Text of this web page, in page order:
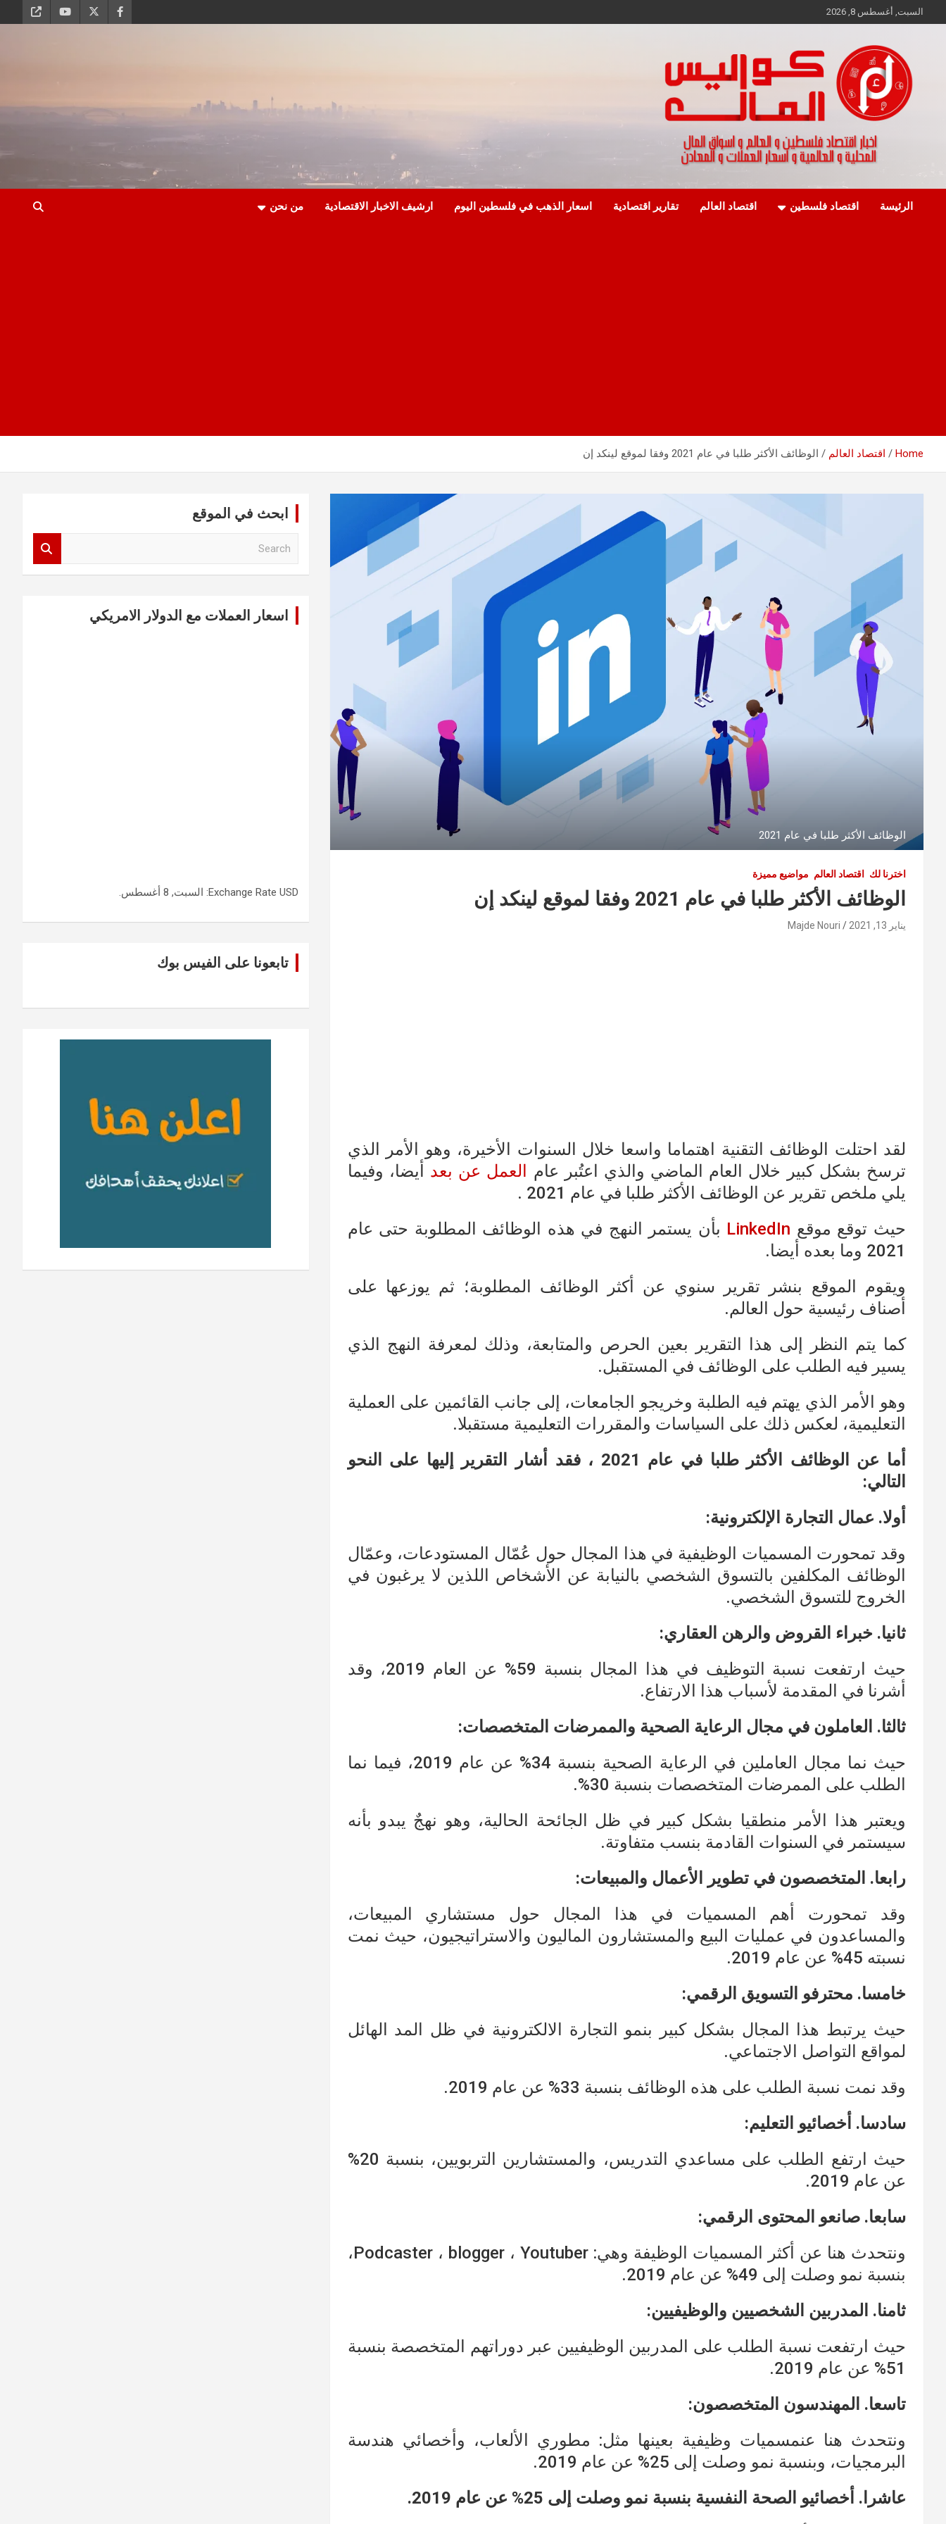
to
السبت, أغسطس 8, 2026
كواليس المال
الرئيسة اقتصاد فلسطين اقتصاد العالم تقارير اقتصادية اسعار الذهب في فلسطين اليوم ارشيف الاخبار الاقتصادية من نحن
Home اقتصاد العالم الوظائف الأكثر طلبا في عام 2021 وفقا لموقع لينكد إن
الوظائف الأكثر طلبا في عام 2021
اخترنا لك اقتصاد العالم مواضيع مميزة
الوظائف الأكثر طلبا في عام 2021 وفقا لموقع لينكد إن
يناير 13, 2021 Majde Nouri
لقد احتلت الوظائف التقنية اهتماما واسعا خلال السنوات الأخيرة، وهو الأمر الذي
ترسخ بشكل كبير خلال العام الماضي والذي اعتُبر عام
العمل عن بعد أيضا، وفيما
يلي ملخص تقرير عن الوظائف الأكثر طلبا في عام 2021 .
حيث توقع موقع LinkedIn بأن يستمر النهج في هذه الوظائف المطلوبة حتى عام
2021 وما بعده أيضا.
ويقوم الموقع بنشر تقرير سنوي عن أكثر الوظائف المطلوبة؛ ثم يوزعها على
أصناف رئيسية حول العالم.
كما يتم النظر إلى هذا التقرير بعين الحرص والمتابعة، وذلك لمعرفة النهج الذي
يسير فيه الطلب على الوظائف في المستقبل.
وهو الأمر الذي يهتم فيه الطلبة وخريجو الجامعات، إلى جانب القائمين على العملية
التعليمية، لعكس ذلك على السياسات والمقررات التعليمية مستقبلا.
أما عن الوظائف الأكثر طلبا في عام 2021 ، فقد أشار التقرير إليها على النحو
التالي:
أولا. عمال التجارة الإلكترونية:
وقد تمحورت المسميات الوظيفية في هذا المجال حول عُمّال المستودعات، وعمّال
الوظائف المكلفين بالتسوق الشخصي بالنيابة عن الأشخاص اللذين لا يرغبون في
الخروج للتسوق الشخصي.
ثانيا. خبراء القروض والرهن العقاري:
حيث ارتفعت نسبة التوظيف في هذا المجال بنسبة 59% عن العام 2019، وقد
أشرنا في المقدمة لأسباب هذا الارتفاع.
ثالثا. العاملون في مجال الرعاية الصحية والممرضات المتخصصات:
حيث نما مجال العاملين في الرعاية الصحية بنسبة 34% عن عام 2019، فيما نما
الطلب على الممرضات المتخصصات بنسبة 30%.
ويعتبر هذا الأمر منطقيا بشكل كبير في ظل الجائحة الحالية، وهو نهجٌ يبدو بأنه
سيستمر في السنوات القادمة بنسب متفاوتة.
رابعا. المتخصصون في تطوير الأعمال والمبيعات:
وقد تمحورت أهم المسميات في هذا المجال حول مستشاري المبيعات،
والمساعدون في عمليات البيع والمستشارون الماليون والاستراتيجيون، حيث نمت
نسبته 45% عن عام 2019.
خامسا. محترفو التسويق الرقمي:
حيث يرتبط هذا المجال بشكل كبير بنمو التجارة الالكترونية في ظل المد الهائل
لمواقع التواصل الاجتماعي.
وقد نمت نسبة الطلب على هذه الوظائف بنسبة 33% عن عام 2019.
سادسا. أخصائيو التعليم:
حيث ارتفع الطلب على مساعدي التدريس، والمستشارين التربويين، بنسبة 20%
عن عام 2019.
سابعا. صانعو المحتوى الرقمي:
ونتحدث هنا عن أكثر المسميات الوظيفة وهي: Podcaster ، blogger ، Youtuber،
بنسبة نمو وصلت إلى 49% عن عام 2019.
ثامنا. المدربين الشخصيين والوظيفيين:
حيث ارتفعت نسبة الطلب على المدربين الوظيفيين عبر دوراتهم المتخصصة بنسبة
51% عن عام 2019.
تاسعا. المهندسون المتخصصون:
ونتحدث هنا عنمسميات وظيفية بعينها مثل: مطوري الألعاب، وأخصائي هندسة
البرمجيات، وبنسبة نمو وصلت إلى 25% عن عام 2019.
عاشرا. أخصائيو الصحة النفسية بنسبة نمو وصلت إلى 25% عن عام 2019.
ابحث في الموقع
اسعار العملات مع الدولار الامريكي
Exchange Rate USD : السبت, 8 أغسطس.
تابعونا على الفيس بوك